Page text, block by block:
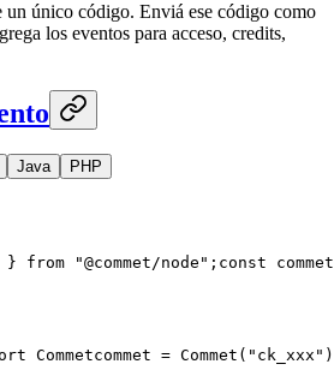
un único código. Enviá ese código como
los eventos para acceso, credits,
Java PHP
from "@commet/node"; const
Commetcommet = Commet("ck_xxx")